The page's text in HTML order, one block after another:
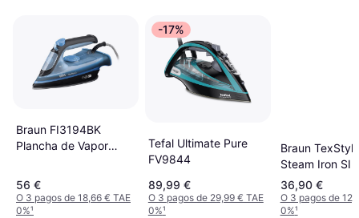
Braun FI3194BK
Plancha de Vapor
56 €
O 3 pagos de 18,66 € TAE
0%¹
-17%
Tefal Ultimate Pure
FV9844
89,99 €
O 3 pagos de 29,99 € TAE
0%¹
Braun
Steam Iron SI
36,90 €
O 3 pagos de
0%¹